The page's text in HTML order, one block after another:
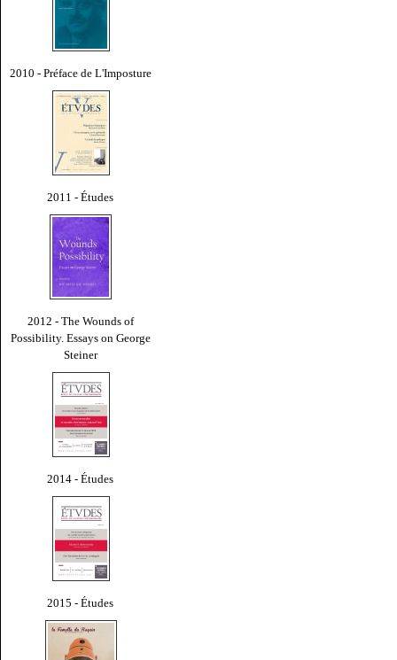
2010 - Préface de L'Imposture
2011 - Études
2012 - The Wounds of
Possibility. Essays on George
Steiner
2014 - Études
2015 - Études